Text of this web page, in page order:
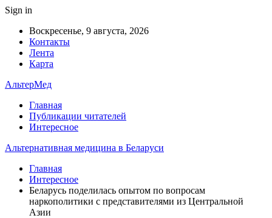
Sign in
Воскресенье, 9 августа, 2026
Контакты
Лента
Карта
АльтерМед
Главная
Публикации читателей
Интересное
Альтернативная медицина в Беларуси
Главная
Интересное
Беларусь поделилась опытом по вопросам
наркополитики с представителями из Центральной
Азии